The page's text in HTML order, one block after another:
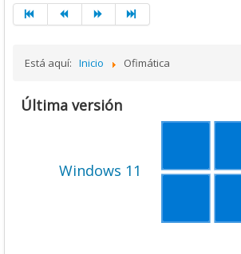
Está aquí: Inicio Ofimática
Última versión
Windows 11